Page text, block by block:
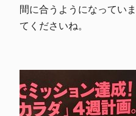
間に合うようになってい
てくださいね。